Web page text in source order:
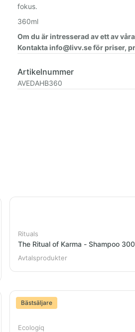
fokus.
360ml
Om du är intresserad av ett av
Kontakta info@livv.se för priser,
Artikelnummer
AVEDAHB360
Rituals
The Ritual of Karma - Shampoo
Avtalsprodukter
Bästsäljare
Ecologiq